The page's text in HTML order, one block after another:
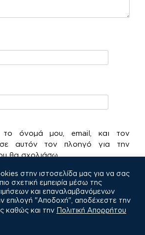
το όνομά μου, email, και τον
αυτόν τον πλοηγό για την
θα σχολιάσω.
στην ιστοσελίδα μας για να σας
σχετική εμπειρία μέσω της
και επαναλαμβανόμενων
επιλογή "Αποδοχή", αποδέχεστε την
καθώς και την Πολιτική Απορρήτου